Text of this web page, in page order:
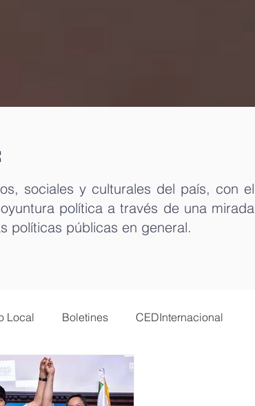
sociales y culturales del país, con el
política a través de una mirada
políticas públicas en general.
Local Boletines CEDInternacional
Género Mundo del trabajo